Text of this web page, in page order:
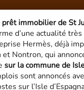
immobilier de St
d’une actualité
Hermès, déjà
Nontron, qui
sur la commune de
sont annoncés
sur l’Isle